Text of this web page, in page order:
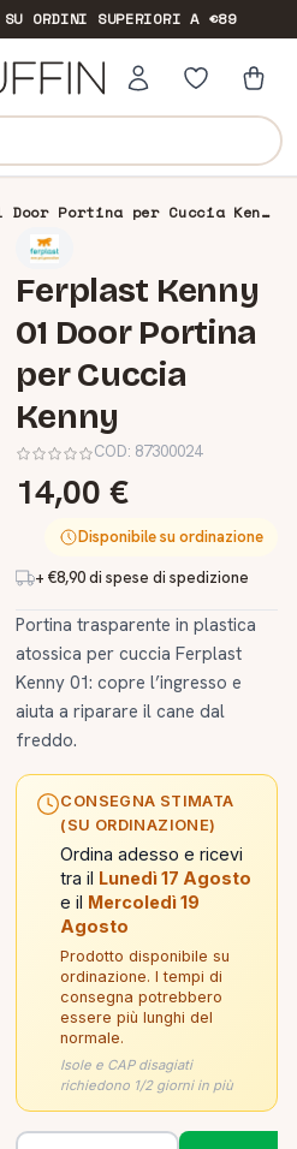
ORDINI SUPERIORI A €89
Ferplast Kenny 01 Door Portina per Cuccia Kenny
Ferplast Kenny
01 Door Portina
per Cuccia
Kenny
COD: 87300024
14,00 €
Disponibile su ordinazione
+ €8,90 di spese di spedizione
Portina trasparente in plastica
atossica per cuccia Ferplast
Kenny 01: copre l’ingresso e
aiuta a riparare il cane dal
freddo.
CONSEGNA STIMATA
(SU ORDINAZIONE)
Ordina adesso e ricevi
tra il Lunedì 17 Agosto
e il Mercoledì 19
Agosto
Prodotto disponibile su
ordinazione. I tempi di
consegna potrebbero
essere più lunghi del
normale.
Isole e CAP disagiati
richiedono 1/2 giorni in più